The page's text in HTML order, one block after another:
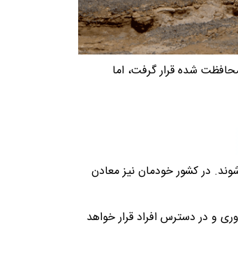
ملی محیط زیست جز مناطق محافظت شده قرار گرفت، اما
در کشور خودمان نیز معادن
و در دسترس افراد قرار خواهد